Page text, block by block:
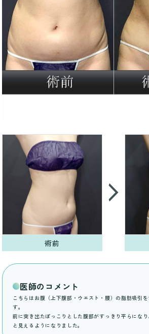
術前
医師のコメント
こちらはお腹（上下腹部・ウエスト・腰）の脂肪吸引
す。
前に突き出たぽっこりとした腹部がすっきり平らにな
と見えるようになりました。